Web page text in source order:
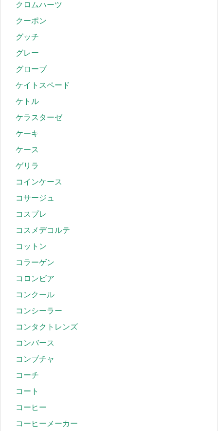
クロムハーツ
クーポン
グッチ
グレー
グローブ
ケイトスペード
ケトル
ケラスターゼ
ケーキ
ケース
ゲリラ
コインケース
コサージュ
コスプレ
コスメデコルテ
コットン
コラーゲン
コロンビア
コンクール
コンシーラー
コンタクトレンズ
コンバース
コンブチャ
コーチ
コート
コーヒー
コーヒーメーカー